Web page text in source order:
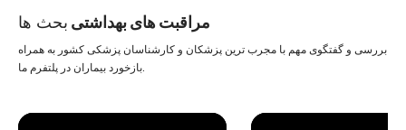
مراقبت های بهداشتی بحث ها
بررسی و گفتگوی مهم با مجرب ترین پزشکان و کارشناسان پزشکی کشور به همراه
بازخورد بیماران در پلتفرم ما.